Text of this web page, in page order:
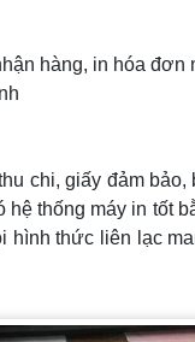
hàng, in hóa đơn
chi, giấy đảm bảo,
thống máy in tốt
thức liên lạc